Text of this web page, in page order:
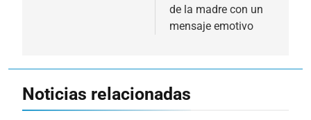
de la madre con un
mensaje emotivo
Noticias relacionadas